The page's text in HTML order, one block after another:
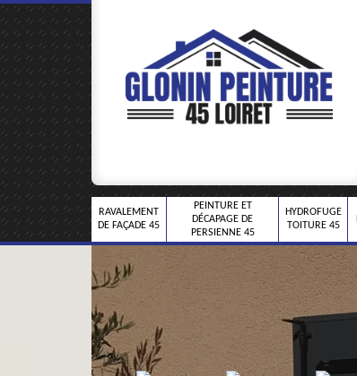
RAVALEMENT
DE FAÇADE 45
PEINTURE ET
DÉCAPAGE DE
PERSIENNE 45
HYDROFUGE
TOITURE 45